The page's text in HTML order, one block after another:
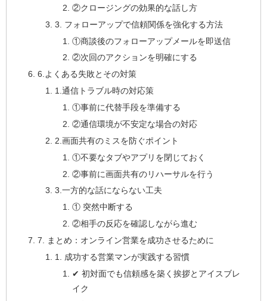
②クロージングの効果的な話し方
3. フォローアップで信頼関係を強化する方法
①商談後のフォローアップメールを即送信
②次回のアクションを明確にする
6.よくある失敗とその対策
1.通信トラブル時の対応策
①事前に代替手段を準備する
②通信環境が不安定な場合の対応
2.画面共有のミスを防ぐポイント
①不要なタブやアプリを閉じておく
②事前に画面共有のリハーサルを行う
3.一方的な話にならない工夫
① 突然中断する
②相手の反応を確認しながら進む
7. まとめ：オンライン営業を成功させるために
1. 成功する営業マンが実践する習慣
✔ 初対面でも信頼感を築く挨拶とアイスブレ
イク